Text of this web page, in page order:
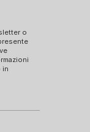
o
in